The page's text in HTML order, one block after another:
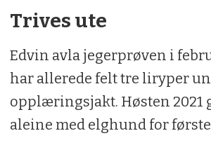
Trives ute
Edvin avla jegerprøven i
har allerede felt tre liryper
opplæringsjakt. Høsten 2021
aleine med elghund for